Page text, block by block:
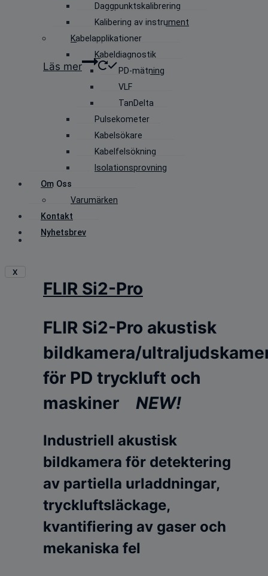
Daggpunktskalibrering
Kalibering av instrument
Kabelapplikationer
Kabeldiagnostik
PD-mätning
VLF
TanDelta
Pulsekometer
Kabelsökare
Kabelfelsökning
Isolationsprovning
Om Oss
Varumärken
Kontakt
Nyhetsbrev
X
Läs mer
FLIR Si2-Pro
FLIR Si2-Pro akustisk
bildkamera/
för PD tryckluft och
maskiner
NEW!
Industriell akustisk
bildkamera för detektering
av partiella urladdningar,
tryckluftsläckage,
kvantifiering av gaser och
mekaniska fel